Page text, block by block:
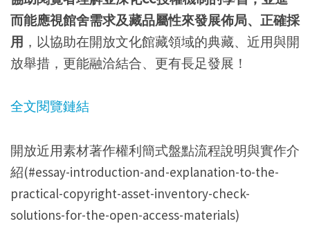
而能應視館舍需求及藏品屬性來發展佈局、正確採
用 ，以協助在開放文化館藏領域的典藏、近用與開
放舉措，更能融洽結合、更有長足發展！
全文閱覽鏈結
開放近用素材著作權利簡式盤點流程說明與實作介
紹(#essay-introduction-and-explanation-to-the-
practical-copyright-asset-inventory-check-
solutions-for-the-open-access-materials)